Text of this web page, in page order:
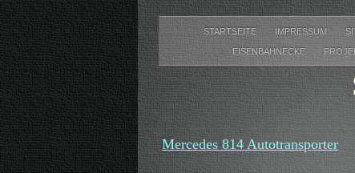
STARTSEITE IMPRESSUM
EISENBAHNECKE
Mercedes 814 Autotransporter